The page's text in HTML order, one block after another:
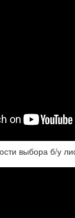
выбора б/у